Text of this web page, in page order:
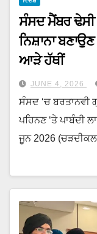
ਸੰਸਦ ਮੈਂਬਰ ਢੇਸੀ
ਨਿਸ਼ਾਨਾ
ਆੜੇ ਹੱਥੀਂ
JUNE 4, 2026
ਸੰਸਦ ‘ਚ ਬਰਤਾਨਵੀ
ਪਹਿਨਣ ‘ਤੇ ਪਾਬੰਦੀ
ਜੂਨ 2026